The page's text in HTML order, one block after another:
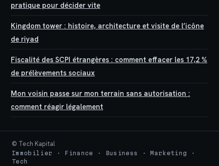
pratique pour décider vite
Kingdom tower : histoire, architecture et visite de l’icône
de riyad
Fiscalité des SCPI étrangères : comment effacer les 17,2 %
de prélèvements sociaux
Mon voisin passe sur mon terrain sans autorisation :
comment réagir légalement
© Tech Kapital
Immobilier · Finance · Business · Marketing ·
Tech